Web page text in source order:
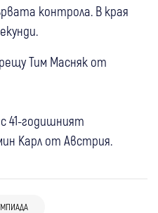
контрола. В края
Тим Масняк от
41-годишният
Карл от Австрия.